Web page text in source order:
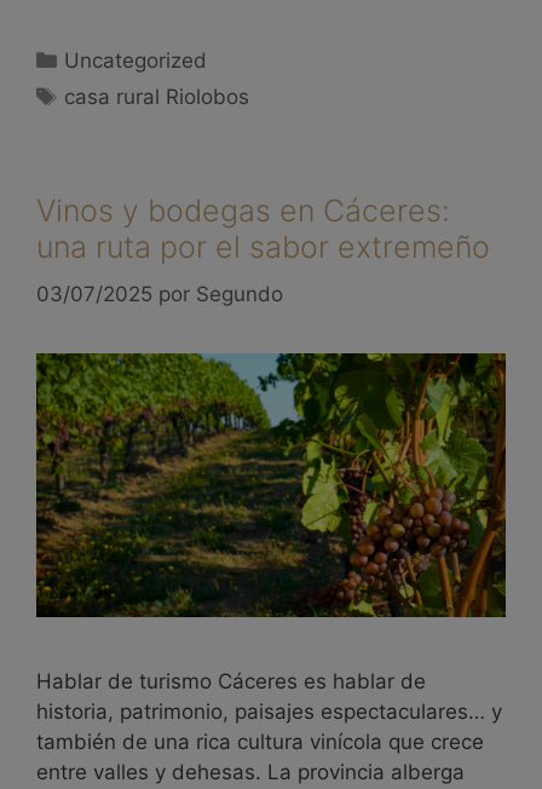
Uncategorized
casa rural Riolobos
Vinos y bodegas en Cáceres:
una ruta por el sabor extremeño
03/07/2025 por Segundo
Hablar de turismo Cáceres es hablar de
historia, patrimonio, paisajes espectaculares… y
también de una rica cultura vinícola que crece
entre valles y dehesas. La provincia alberga